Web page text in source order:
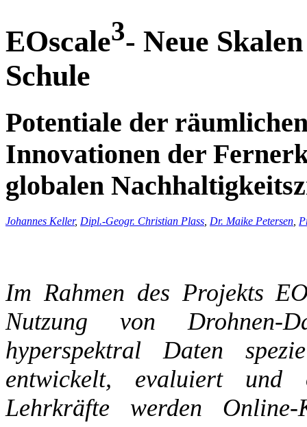
EOscale3- Neue
Schule
Potentiale der
Innovationen der
globalen
Johannes Keller, Dipl.-Geogr. Christian Plass Dr. Maike Petersen
Im Rahmen des Projekts
Nutzung von Drohnen-
hyperspektral Daten
entwickelt, evaluiert und
Lehrkräfte werden